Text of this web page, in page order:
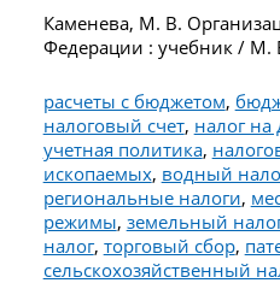
Каменева, М. В.
Федерации : учебник / М.
расчеты с бюджетом,
налоговый счет, налог на
учетная политика,
ископаемых, водный
региональные налоги,
режимы, земельный
налог, торговый сбор,
сельскохозяйственный